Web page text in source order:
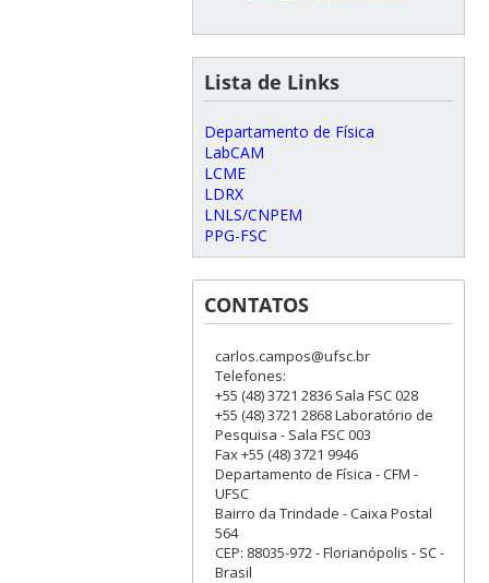
Lista de Links
Departamento de Física
LabCAM
LCME
LDRX
LNLS/CNPEM
PPG-FSC
CONTATOS
carlos.campos@ufsc.br
Telefones:
+55 (48) 3721 2836 Sala FSC 028
+55 (48) 3721 2868 Laboratório de
Pesquisa - Sala FSC 003
Fax +55 (48) 3721 9946
Departamento de Física - CFM -
UFSC
Bairro da Trindade - Caixa Postal
564
CEP: 88035-972 - Florianópolis - SC -
Brasil